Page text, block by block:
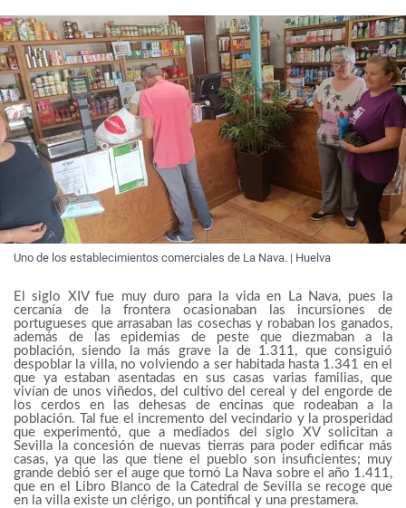
Uno de los establecimientos comerciales de La Nava. | Huelva
El siglo XIV fue muy duro para la vida en La Nava, pues la
cercanía de la frontera ocasionaban las incursiones de
portugueses que arrasaban las cosechas y robaban los ganados,
además de las epidemias de peste que diezmaban a la
población, siendo la más grave la de 1.311, que consiguió
despoblar la villa, no volviendo a ser habitada hasta 1.341 en el
que ya estaban asentadas en sus casas varias familias, que
vivían de unos viñedos, del cultivo del cereal y del engorde de
los cerdos en las dehesas de encinas que rodeaban a la
población. Tal fue el incremento del vecindario y la prosperidad
que experimentó, que a mediados del siglo XV solicitan a
Sevilla la concesión de nuevas tierras para poder edificar más
casas, ya que las que tiene el pueblo son insuficientes; muy
grande debió ser el auge que tornó La Nava sobre el año 1.411,
que en el Libro Blanco de la Catedral de Sevilla se recoge que
en la villa existe un clérigo, un pontifical y una prestamera.